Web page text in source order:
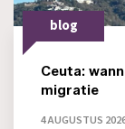
blog
Ceuta:
migratie
4 AUGUSTUS